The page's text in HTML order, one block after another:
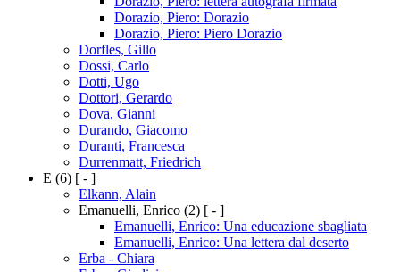
Dorazio, Piero: Dorazio
Dorazio, Piero: Piero Dorazio
Dorfles, Gillo
Dossi, Carlo
Dotti, Ugo
Dottori, Gerardo
Dova, Gianni
Durando, Giacomo
Duranti, Francesca
Durrenmatt, Friedrich
E (6) [ - ]
Elkann, Alain
Emanuelli, Enrico (2) [ - ]
Emanuelli, Enrico: Una educazione sbagliata
Emanuelli, Enrico: Una lettera dal deserto
Erba - Chiara